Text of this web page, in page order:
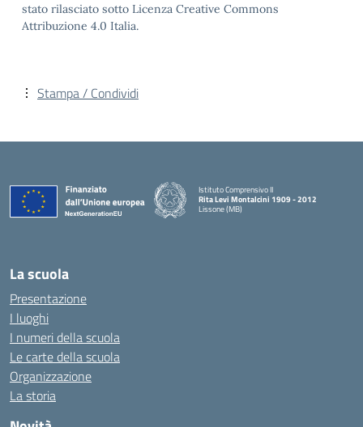
stato rilasciato sotto Licenza Creative Commons
Attribuzione 4.0 Italia.
Stampa / Condividi
Istituto Comprensivo II
Rita Levi Montalcini 1909 - 2012
Lissone (MB)
La scuola
Presentazione
I luoghi
I numeri della scuola
Le carte della scuola
Organizzazione
La storia